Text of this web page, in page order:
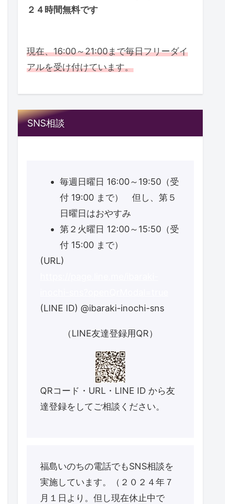
２４時間無料です
現在、16:00～21:00まで毎日フリーダイ
アルを受け付けています。
SNS相談
毎週日曜日 16:00～19:50（受
付 19:00 まで） 但し、第５
日曜日はおやすみ
第２火曜日 12:00～15:50（受
付 15:00 まで）
(URL)
(LINE ID) @ibaraki-inochi-sns
（LINE友達登録用QR）
QRコード・URL・LINE ID から友
達登録をしてご相談ください。
福島いのちの電話でもSNS相談を
実施しています。（２０２４年７
月１日より。但し現在休止中で